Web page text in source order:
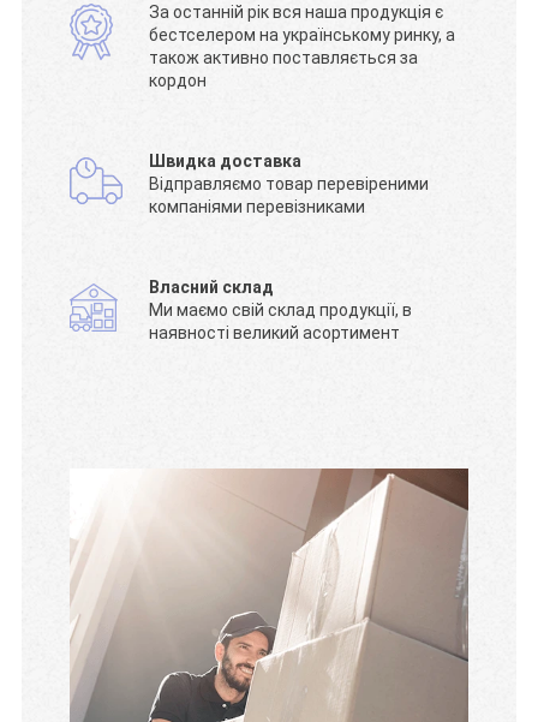
За останній рік вся наша продукція є
бестселером на українському ринку, а
також активно поставляється за
кордон
Швидка доставка
Відправляємо товар перевіреними
компаніями перевізниками
Власний склад
Ми маємо свій склад продукції, в
наявності великий асортимент